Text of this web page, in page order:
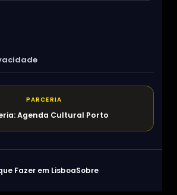
PARCERIA
Agenda Cultural Porto
Fazer em LisboaSobre